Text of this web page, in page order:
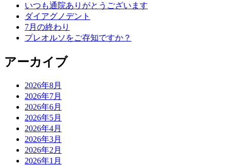
いつも通院ありがとうございます
ダイアグノデント
7月の終わり
プレオルソをご存知ですか？
アーカイブ
2026年8月
2026年7月
2026年6月
2026年5月
2026年4月
2026年3月
2026年2月
2026年1月